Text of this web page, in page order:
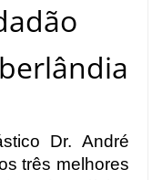
Dr. André
três melhores